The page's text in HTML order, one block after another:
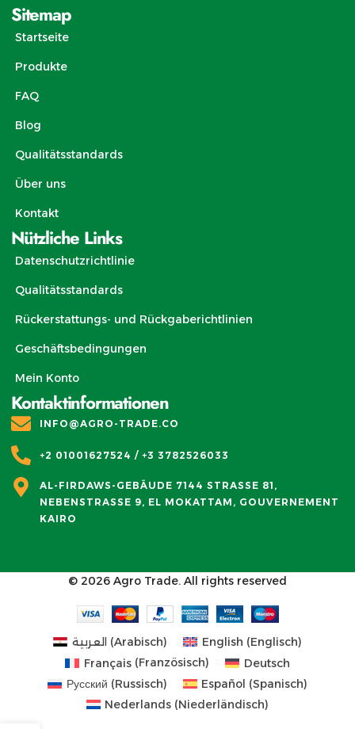
Sitemap
Startseite
Produkte
FAQ
Blog
Qualitätsstandards
Über uns
Kontakt
Nützliche Links
Datenschutzrichtlinie
Qualitätsstandards
Rückerstattungs- und Rückgaberichtlinien
Geschäftsbedingungen
Mein Konto
Kontaktinformationen
INFO@AGRO-TRADE.CO
+2 01001627524 / +3 3782526033
AL-FIRDAWS-GEBÄUDE 7144 STRASSE 81, N
EBENSTRASSE 9, EL MOKATTAM, GOUVERNEMENT KA
IRO
© 2026 Agro Trade. All rights reserved
العربية (Arabisch) English (Englisch)
Français (Französisch)
Deutsch
Русский (Russisch) Español (Spanisch)
Nederlands (Niederländisch)